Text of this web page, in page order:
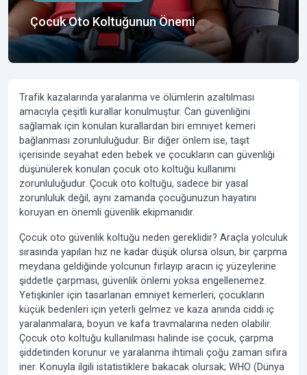
Çocuk Oto Koltuğunun Önemi
Trafik kazalarında yaralanma ve ölümlerin azaltılması
amacıyla çeşitli kurallar konulmuştur. Can güvenliğini
sağlamak için konulan kurallardan biri emniyet kemeri
bağlanması zorunluluğudur. Bir diğer önlem ise, taşıt
içerisinde seyahat eden bebek ve çocukların can güvenliği
düşünülerek konulan çocuk oto koltuğu kullanımı
zorunluluğudur. Çocuk oto koltuğu, sadece bir yasal
zorunluluk değil, aynı zamanda çocuğunuzun hayatını
koruyan en önemli güvenlik ekipmanıdır.
Çocuk oto güvenlik koltuğu neden gereklidir? Araçla yolculuk
sırasında yapılan hız ne kadar düşük olursa olsun, bir çarpma
meydana geldiğinde yolcunun fırlayıp aracın iç yüzeylerine
şiddetle çarpması, güvenlik önlemi yoksa engellenemez.
Yetişkinler için tasarlanan emniyet kemerleri, çocukların
küçük bedenleri için yeterli gelmez ve kaza anında ciddi iç
yaralanmalara, boyun ve kafa travmalarına neden olabilir.
Çocuk oto koltuğu kullanılması halinde ise çocuk, çarpma
şiddetinden korunur ve yaralanma ihtimali çoğu zaman sıfıra
iner. Konuyla ilgili istatistiklere bakacak olursak; WHO (Dünya